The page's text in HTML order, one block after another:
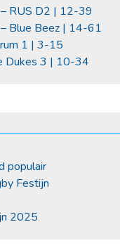
RUS D2 | 12-39
Blue Beez | 14-61
1 | 3-15
Dukes 3 | 10-34
populair
Festijn
2025